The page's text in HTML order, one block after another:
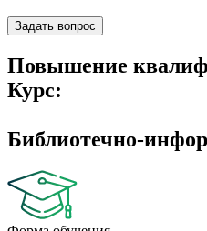
Задать вопрос
Повышение
Курс:
Библиотечно-